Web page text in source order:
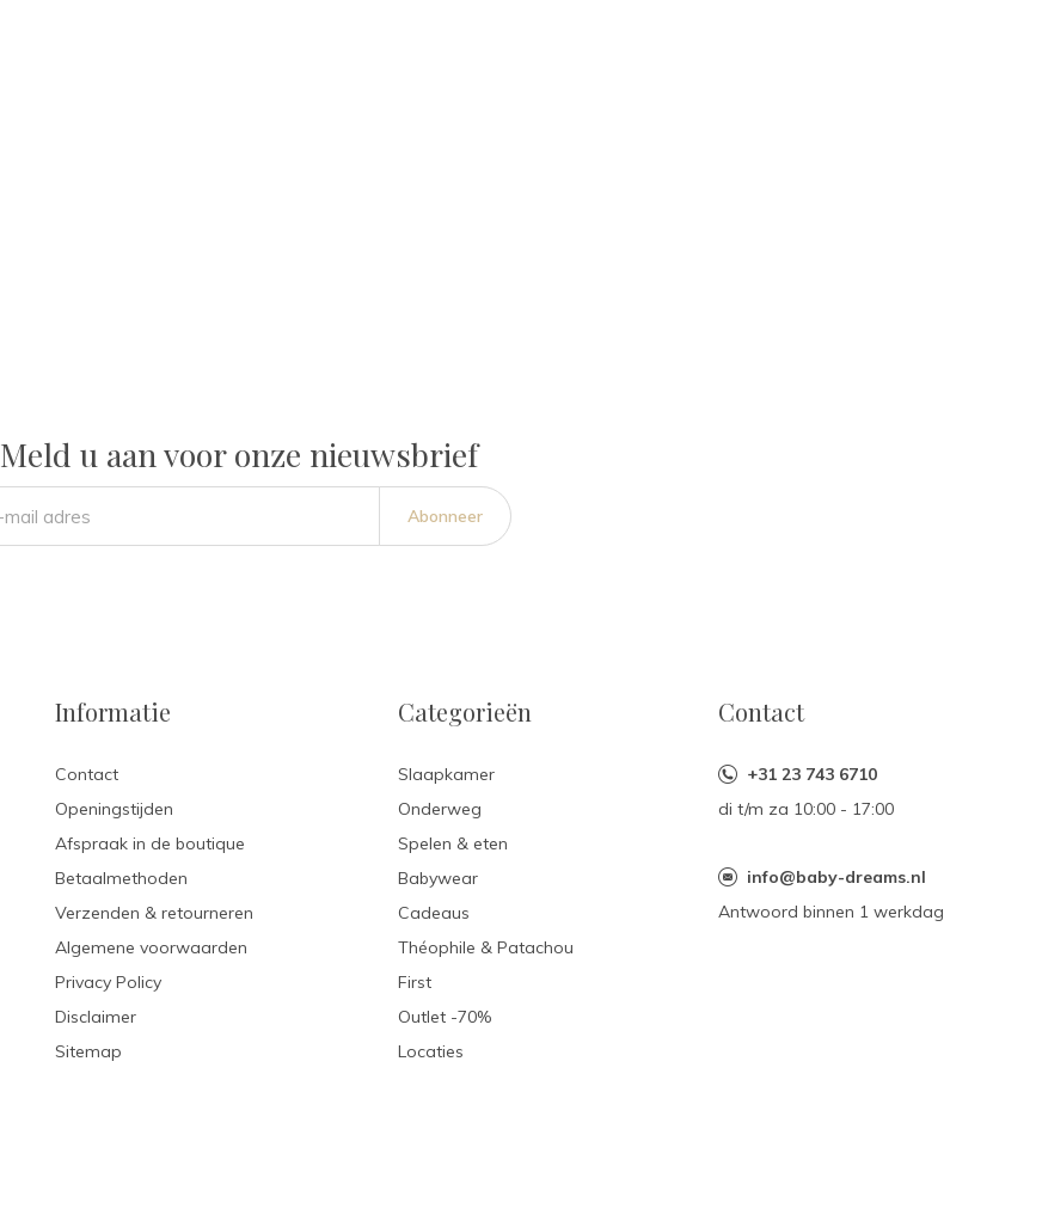
Meld u aan voor onze nieuwsbrief
Abonneer
Informatie
Contact
Openingstijden
Afspraak in de boutique
Betaalmethoden
Verzenden & retourneren
Algemene voorwaarden
Privacy Policy
Disclaimer
Sitemap
Categorieën
Slaapkamer
Onderweg
Spelen & eten
Babywear
Cadeaus
Théophile & Patachou
First
Outlet -70%
Locaties
Contact
+31 23 743 6710
di t/m za 10:00 - 17:00
info@baby-dreams.nl
Antwoord binnen 1 werkdag